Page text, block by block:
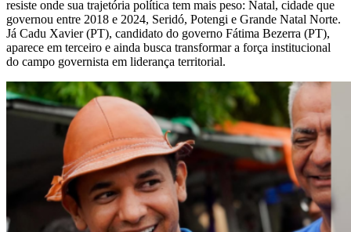
resiste onde sua trajetória política tem mais peso: Natal, cidade que
governou entre 2018 e 2024, Seridó, Potengi e Grande Natal Norte.
Já Cadu Xavier (PT), candidato do governo Fátima Bezerra (PT),
aparece em terceiro e ainda busca transformar a força institucional
do campo governista em liderança territorial.